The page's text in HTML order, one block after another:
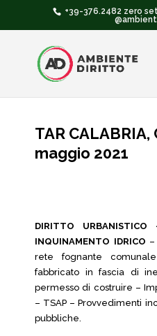
+39-376.2482 zero
TAR
maggio 2021
DIRITTO
INQUINAMENTO IDRICO
rete fognante
fabbricato in fascia di
permesso di costruire –
– TSAP – Provvedimenti
pubbliche.